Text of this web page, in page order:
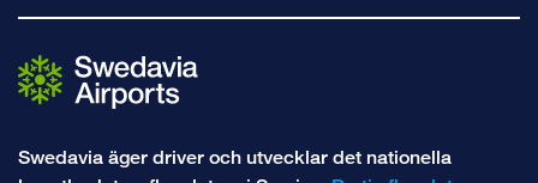
Swedavia äger driver och utvecklar det nationella